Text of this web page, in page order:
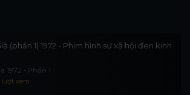
(phần 1) 1972 - Phim hình sự xã hội đen kinh
1972 - Phần 1
lượt xem